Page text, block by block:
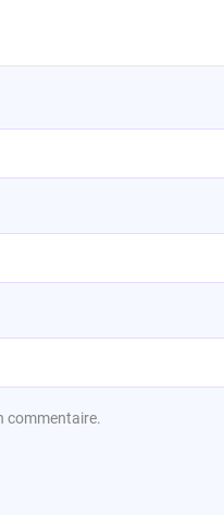
commentaire.